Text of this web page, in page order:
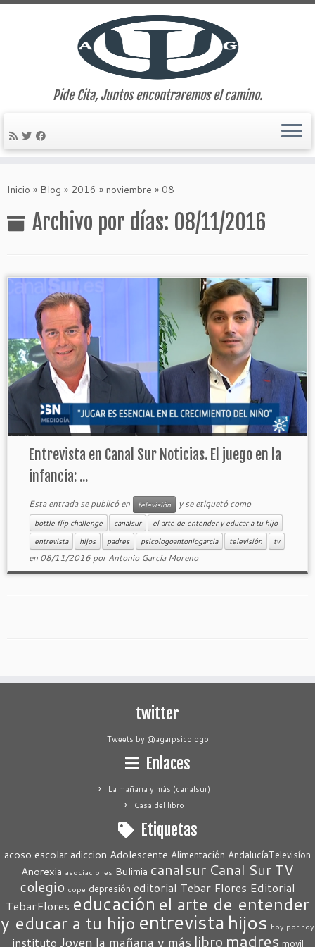
Pide Cita, Juntos encontraremos el camino.
Inicio » Blog » 2016 » noviembre » 08
Archivo por días: 08/11/2016
Entrevista en Canal Sur Noticias. El juego en la
infancia: ...
Esta entrada se publicó en televisión y se etiquetó como
bottle flip challenge canalsur
el arte de entender y educar a tu hijo
entrevista
hijos padres psicologoantoniogarcia televisión tv
en 08/11/2016 porAntonio García Moreno
twitter
Tweets by @agarpsicologo
Enlaces
La mañana y más (canalsur)
Casa del libro
Etiquetas
acoso escolar adiccion Adolescente Alimentación AndalucíaTelevisíon
Anorexia asociaciones Bulimia canalsur Canal Sur TV
colegio cope depresión editorial Tebar Flores Editorial
TebarFlores educación el arte de entender
y educar a tu hijo entrevista hijos hoy por hoy
instituto Joven la mañana y más libro madres movil